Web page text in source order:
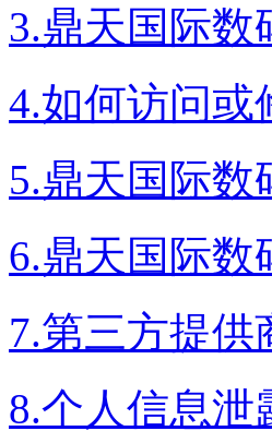
3.鼎天国际数
4.如何访问或
5.鼎天国际
6.鼎天国际数
7.第三方提供
8.个人信息泄